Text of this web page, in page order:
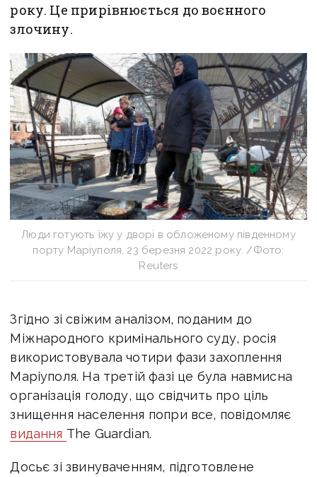
року. Це прирівнюється до воєнного
злочину.
Люди готують їжу у дворі в обложеному південному
порту Маріуполя, 23 березня 2022 року. /Фото:
Reuters
Згідно зі свіжим аналізом, поданим до
Міжнародного кримінального суду, росія
використовувала чотири фази захоплення
Маріуполя. На третій фазі це була навмисна
організація голоду, що свідчить про ціль
знищення населення попри все, повідомляє
видання The Guardian.
Досьє зі звинуваченням, підготовлене